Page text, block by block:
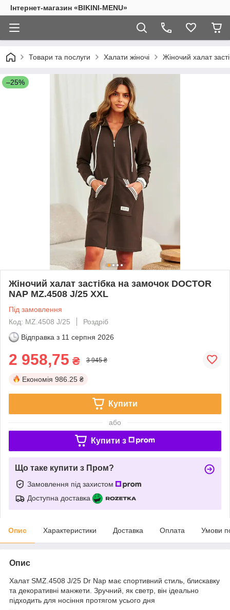
Інтернет-магазин «BIKINI-MENU»
Товари та послуги Халати жіночі Жіночий халат
–25%
Жіночий халат застібка на замочок DOCTOR
NAP MZ.4508 J/25 XXL
Під замовлення
Код: MZ.4508 J/25
Роздріб
Відправка з 11 серпня 2026
2 958,75 ₴ 3 945 ₴
Економія 986.25 ₴
Купити
або
Купити з
Що таке купити з Пром?
Замовлення під захистом
Доступна доставка
Опис Характеристики Доставка Оплата Умови
Опис
Халат SMZ.4508 J/25 Dr Nap має спортивний стиль, блискавку
та декоративні манжети. Зручний, як светр, він ідеально
підходить для носіння протягом усього дня